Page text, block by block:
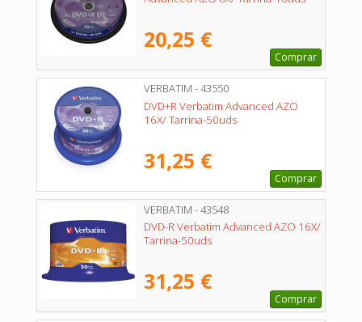
20,25 €
Comprar
VERBATIM - 43550
DVD+R Verbatim Advanced AZO
16X/ Tarrina-50uds
31,25 €
Comprar
VERBATIM - 43548
DVD-R Verbatim Advanced AZO 16X/
Tarrina-50uds
31,25 €
Comprar